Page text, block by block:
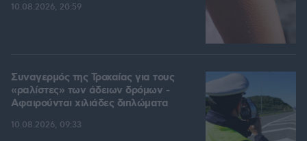
10.08.2026, 20:59
Συναγερμός της Τροχαίας για τους
«ραλίστες» των άδειων δρόμων -
Αφαιρούνται χιλιάδες διπλώματα
10.08.2026, 09:33